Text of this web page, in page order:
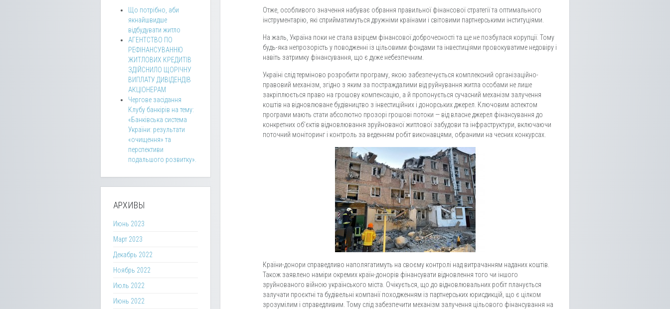
Отже, особливого значення набуває обрання правильної фінансової стратегії та оптимального
інструментарію, які сприйматимуться дружніми країнами і світовими партнерськими інституціями.
На жаль, Україна поки не стала взірцем фінансової доброчесності та ще не позбулася корупції. Тому
будь-яка непрозорість у поводженні із цільовими фондами та інвестиціями провокуватиме недовіру і
навіть затримку фінансування, що є дуже небезпечним.
Україні слід терміново розробити програму, якою забезпечується комплексний організаційно-
правовий механізм, згідно з яким за постраждалими від руйнування житла особами не лише
закріплюється право на грошову компенсацію, а й пропонується сучасний механізм залучення
коштів на відновлюване будівництво з інвестиційних і донорських джерел. Ключовим аспектом
програми мають стати абсолютно прозорі грошові потоки — від власне джерел фінансування до
конкретних об’єктів відновлювання зруйнованої житлової забудови та інфраструктури, включаючи
поточний моніторинг і контроль за веденням робіт виконавцями, обраними на чесних конкурсах.
Країни-донори справедливо наполягатимуть на своєму контролі над витрачанням наданих коштів.
Також заявлено наміри окремих країн-донорів фінансувати відновлення того чи іншого
зруйнованого війною українського міста. Очікується, що до відновлювальних робіт планується
залучати проєктні та будівельні компанії походженням із партнерських юрисдикцій, що є цілком
зрозумілим і справедливим. Тому слід забезпечити механізм залучення цільового фінансування на
Що потрібно, аби
якнайшвидше
відбудувати житло
АГЕНТСТВО ПО
РЕФІНАНСУВАННЮ
ЖИТЛОВИХ КРЕДИТІВ
ЗДІЙСНИЛО ЩОРІЧНУ
ВИПЛАТУ ДИВІДЕНДІВ
АКЦІОНЕРАМ
Чергове засідання
Клубу банкірів на тему:
«Банківська система
України: результати
«очищення» та
перспективи
подальшого розвитку».
АРХИВЫ
Июнь 2023
Март 2023
Декабрь 2022
Ноябрь 2022
Июль 2022
Июнь 2022